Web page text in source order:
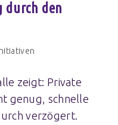
durch den
zeigt: Private
genug, schnelle
verzögert.